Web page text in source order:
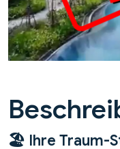
🏖️ Ihre Traum-